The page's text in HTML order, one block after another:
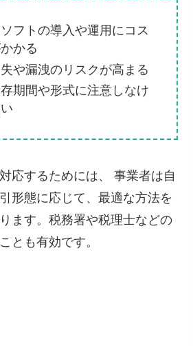
フトの導入や運用にコス
かる
や漏洩のリスクが高まる
期間や形式に注意しなけ
応するためには、 事業者は自
形態に応じて、最適な方法を
ます。税務署や税理士などの
とも有効です。